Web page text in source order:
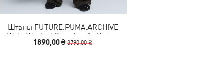
Штаны FUTURE.PUMA.ARCHIVE
Wide Washed Sweatpants Unisex
1890,00 ₴3790,00 ₴